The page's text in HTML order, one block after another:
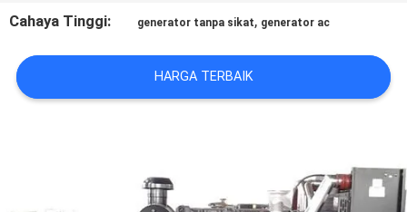
SITEMAP
PRIVACY
Cahaya Tinggi: generator tanpa sikat, generator ac
HARGA TERBAIK